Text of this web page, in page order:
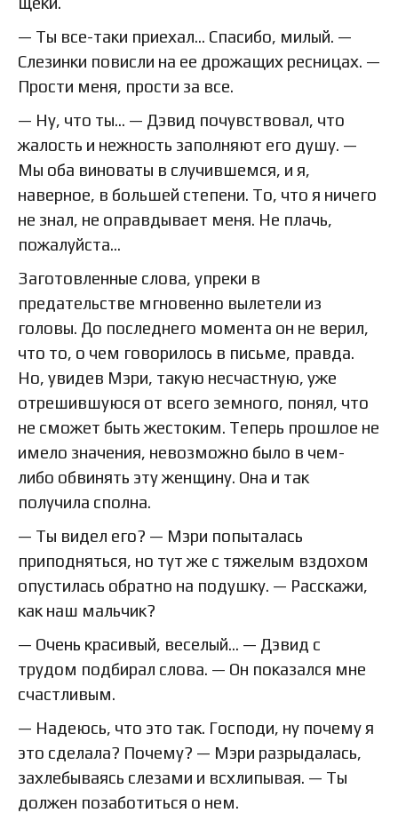
— Ты все-таки приехал… Спасибо, милый. —
Слезинки повисли на ее дрожащих ресницах. —
Прости меня, прости за все.
— Ну, что ты… — Дэвид почувствовал, что
жалость и нежность заполняют его душу. —
Мы оба виноваты в случившемся, и я,
наверное, в большей степени. То, что я ничего
не знал, не оправдывает меня. Не плачь,
пожалуйста…
Заготовленные слова, упреки в
предательстве мгновенно вылетели из
головы. До последнего момента он не верил,
что то, о чем говорилось в письме, правда.
Но, увидев Мэри, такую несчастную, уже
отрешившуюся от всего земного, понял, что
не сможет быть жестоким. Теперь прошлое не
имело значения, невозможно было в чем-
либо обвинять эту женщину. Она и так
получила сполна.
— Ты видел его? — Мэри попыталась
приподняться, но тут же с тяжелым вздохом
опустилась обратно на подушку. — Расскажи,
как наш мальчик?
— Очень красивый, веселый… — Дэвид с
трудом подбирал слова. — Он показался мне
счастливым.
— Надеюсь, что это так. Господи, ну почему я
это сделала? Почему? — Мэри разрыдалась,
захлебываясь слезами и всхлипывая. — Ты
должен позаботиться о нем.